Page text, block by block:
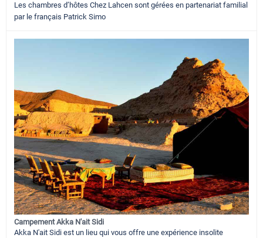
Les chambres d’hôtes Chez Lahcen sont gérées en partenariat familial
par le français Patrick Simo
Campement Akka N'ait Sidi
Akka N'ait Sidi est un lieu qui vous offre une expérience insolite